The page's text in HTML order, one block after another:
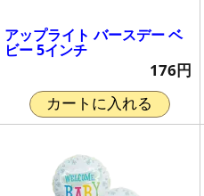
アップライト バースデー ベ
ビー 5インチ
176円
カートに入れる